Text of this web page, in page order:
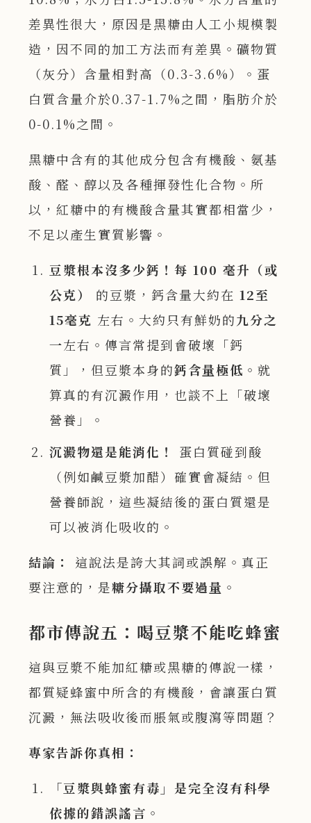
差異性很大，原因是黑糖由人工小規模製
造，因不同的加工方法而有差異。礦物質
（灰分）含量相對高（0.3-3.6%）。蛋
白質含量介於0.37-1.7%之間，脂肪介於
0-0.1%之間。
黑糖中含有的其他成分包含有機酸、氨基
酸、醛、醇以及各種揮發性化合物。所
以，紅糖中的有機酸含量其實都相當少，
不足以產生實質影響。
豆漿根本沒多少鈣！每 100毫升（或
公克）
的豆漿，鈣含量大約在12至
15毫克 左右。大約只有鮮奶的九分之
一左右。傳言常提到會破壞「鈣
質」，但豆漿本身的鈣含量極低 。就
算真的有沉澱作用，也談不上「破壞
營養」。
沉澱物還是能消化！
蛋白質碰到酸
（例如鹹豆漿加醋）確實會凝結。但
營養師說，這些凝結後的蛋白質還是
可以被消化吸收的。
結論：
這說法是誇大其詞或誤解。真正
要注意的，是糖分攝取不要過量 。
都市傳說五：喝豆漿不能吃蜂蜜
這與豆漿不能加紅糖或黑糖的傳說一樣，
都質疑蜂蜜中所含的有機酸，會讓蛋白質
沉澱，無法吸收後而脹氣或腹瀉等問題？
專家告訴你真相：
「豆漿與蜂蜜有毒」是完全沒有科學
依據的錯誤謠言 。